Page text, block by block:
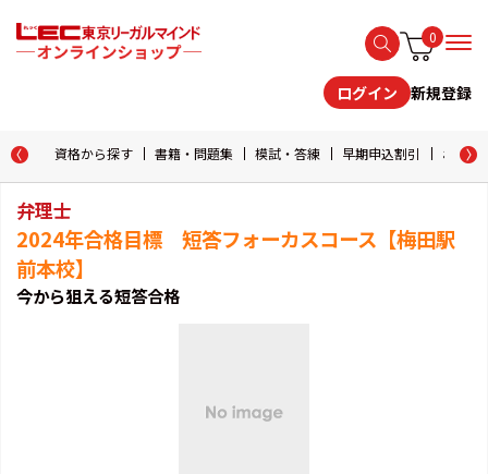
0
ログイン 新規登録
資格から探す 書籍・問題集 模試・答練 早期申込割引 おため
弁理士
2024年合格目標 短答フォーカスコース【梅田駅
前本校】
今から狙える短答合格